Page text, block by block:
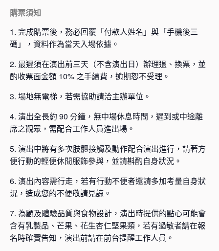
購票須知
1. 完成購票後，務必回覆「付款人姓名」與「手機後三
碼」，資料作為當天入場依據。
2. 最遲須在演出前三天（不含演出日）辦理退、換票，並
酌收票面金額 10% 之手續費，逾期恕不受理。
3. 場地無電梯，若需協助請洽主辦單位。
4. 演出全長約 90 分鐘，無中場休息時間，遲到或中途離
席之觀眾，需配合工作人員進出場。
5. 演出中將有多次肢體接觸及動作配合演出進行，請著方
便行動的輕便休閒服飾參與，並請斟酌自身狀況。
6. 演出內容需行走，若有行動不便者還請多加考量自身狀
況，造成您的不便敬請見諒。
7. 為顧及體驗品質與食物設計，演出時提供的點心可能會
含有乳製品、芒果、花生杏仁堅果類，若有過敏者請在報
名時確實告知，演出前請在前台提醒工作人員。